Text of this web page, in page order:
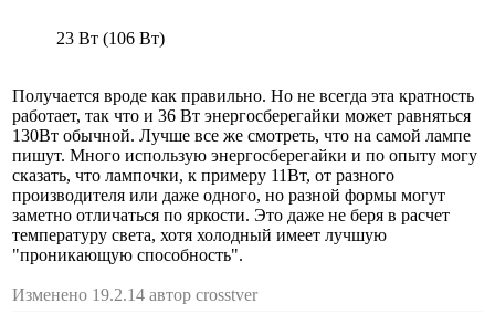
23 Вт (106 Вт)
Получается вроде как правильно. Но не всегда эта кратность
работает, так что и 36 Вт энергосберегайки может равняться
130Вт обычной. Лучше все же смотреть, что на самой лампе
пишут. Много использую энергосберегайки и по опыту могу
сказать, что лампочки, к примеру 11Вт, от разного
производителя или даже одного, но разной формы могут
заметно отличаться по яркости. Это даже не беря в расчет
температуру света, хотя холодный имеет лучшую
"проникающую способность".
Изменено 19.2.14 автор crosstver